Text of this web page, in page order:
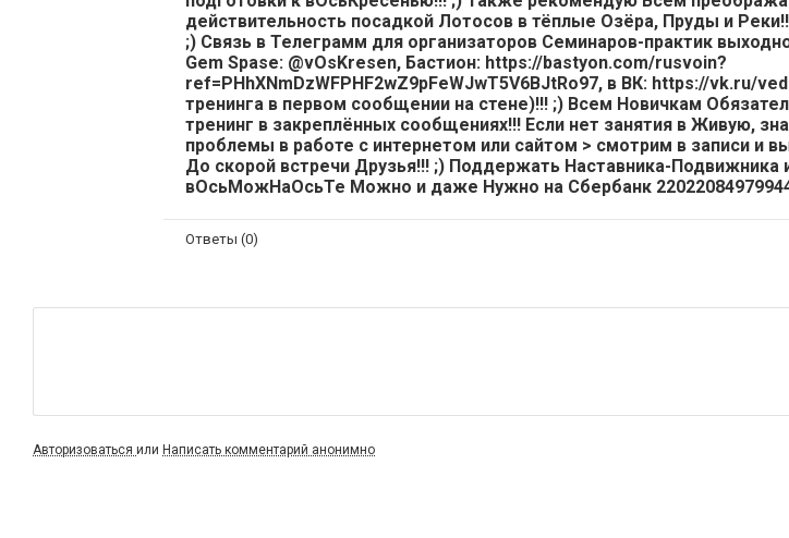
действительность посадкой Лотосов в тёплые Озёра, Пруды и
;) Связь в Телеграмм для организаторов Семинаров-практик
Gem Spase: @vOsKresen, Бастион: https://bastyon.com/rusvoin?
ref=PHhXNmDzWFPHF2wZ9pFeWJwT5V6BJtRo97, в ВК: https://vk.ru/
тренинга в первом сообщении на стене)!!! ;) Всем Новичкам
тренинг в закреплённых сообщениях!!! Если нет занятия в Живую,
проблемы в работе с интернетом или сайтом > смотрим в записи и
До скорой встречи Друзья!!! ;) Поддержать Наставника-Подвижника
вОсьМожНаОсьТе Можно и даже Нужно на Сбербанк
Ответы (0)
Авторизоваться или Написать комментарий анонимно